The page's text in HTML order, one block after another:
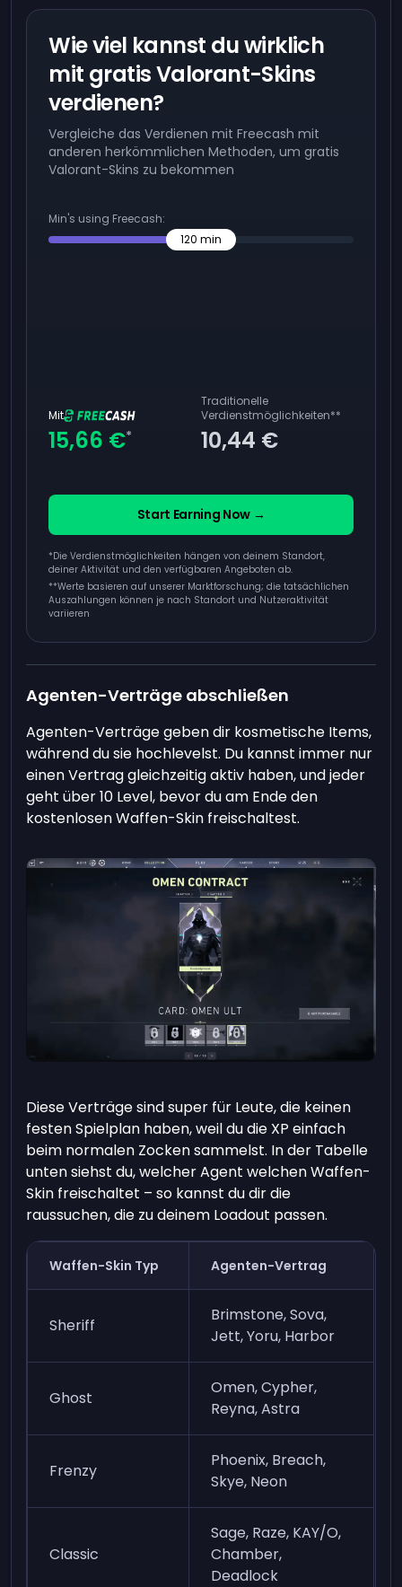
Wie viel kannst du wirklich
mit gratis Valorant-Skins
verdienen?
Vergleiche das Verdienen mit Freecash mit
anderen herkömmlichen Methoden, um gratis
Valorant-Skins zu bekommen
Min's using Freecash:
120 min
Mit
15,66 €*
Traditionelle
Verdienstmöglichkeiten**
10,44 €
Start Earning Now →
*Die Verdienstmöglichkeiten hängen von deinem Standort,
deiner Aktivität und den verfügbaren Angeboten ab.
**Werte basieren auf unserer Marktforschung; die tatsächlichen
Auszahlungen können je nach Standort und Nutzeraktivität
variieren
Agenten-Verträge abschließen
Agenten-Verträge geben dir kosmetische Items,
während du sie hochlevelst. Du kannst immer nur
einen Vertrag gleichzeitig aktiv haben, und jeder
geht über 10 Level, bevor du am Ende den
kostenlosen Waffen-Skin freischaltest.
Diese Verträge sind super für Leute, die keinen
festen Spielplan haben, weil du die XP einfach
beim normalen Zocken sammelst. In der Tabelle
unten siehst du, welcher Agent welchen Waffen-
Skin freischaltet – so kannst du dir die
raussuchen, die zu deinem Loadout passen.
Waffen-Skin Typ Agenten-Vertrag
Sheriff
Brimstone, Sova,
Jett, Yoru, Harbor
Ghost
Omen, Cypher,
Reyna, Astra
Frenzy
Phoenix, Breach,
Skye, Neon
Classic
Sage, Raze, KAY/O,
Chamber,
Deadlock